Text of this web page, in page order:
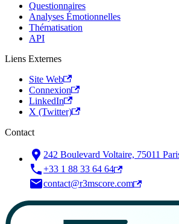
Questionnaires
Analyses Émotionnelles
Thématisation
API
Liens Externes
Site Web
Connexion
LinkedIn
X (Twitter)
Contact
242 Boulevard Voltaire, 75011
+33 1 88 33 64 64
contact@r3mscore.com